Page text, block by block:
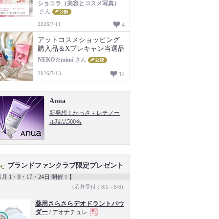
ショコラ（美容とコスメ写真）
さん
2026/7/11 4
アットコスメショッピング
購入品＆Xプレキャン当選品
NEKO☆mimi さん
2026/7/13 12
Anua
新発想！かっさ＋レチノー
ル現品500名
ブランドファンクラブ限定プレゼント
1・9・17・24日 開催！】
(応募受付：8/1～8/8)
薬用さらさらデオドラントパウ
ダー / デオナチュレ